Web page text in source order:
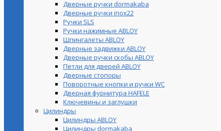
Дверные ручки dormakaba
Дверные ручки inox22
Ручки SLS
Ручки нажимные ABLOY
Шпингалеты ABLOY
Дверные задвижки ABLOY
Дверные ручки скобы ABLOY
Петли для дверей ABLOY
Дверные стопоры
Поворотные кнопки и ручки WC
Дверная фурнитура HAFELE
Ключевины и заглушки
Цилиндры
Цилиндры ABLOY
Цилиндры dormakaba